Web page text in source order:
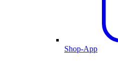
Shop-App